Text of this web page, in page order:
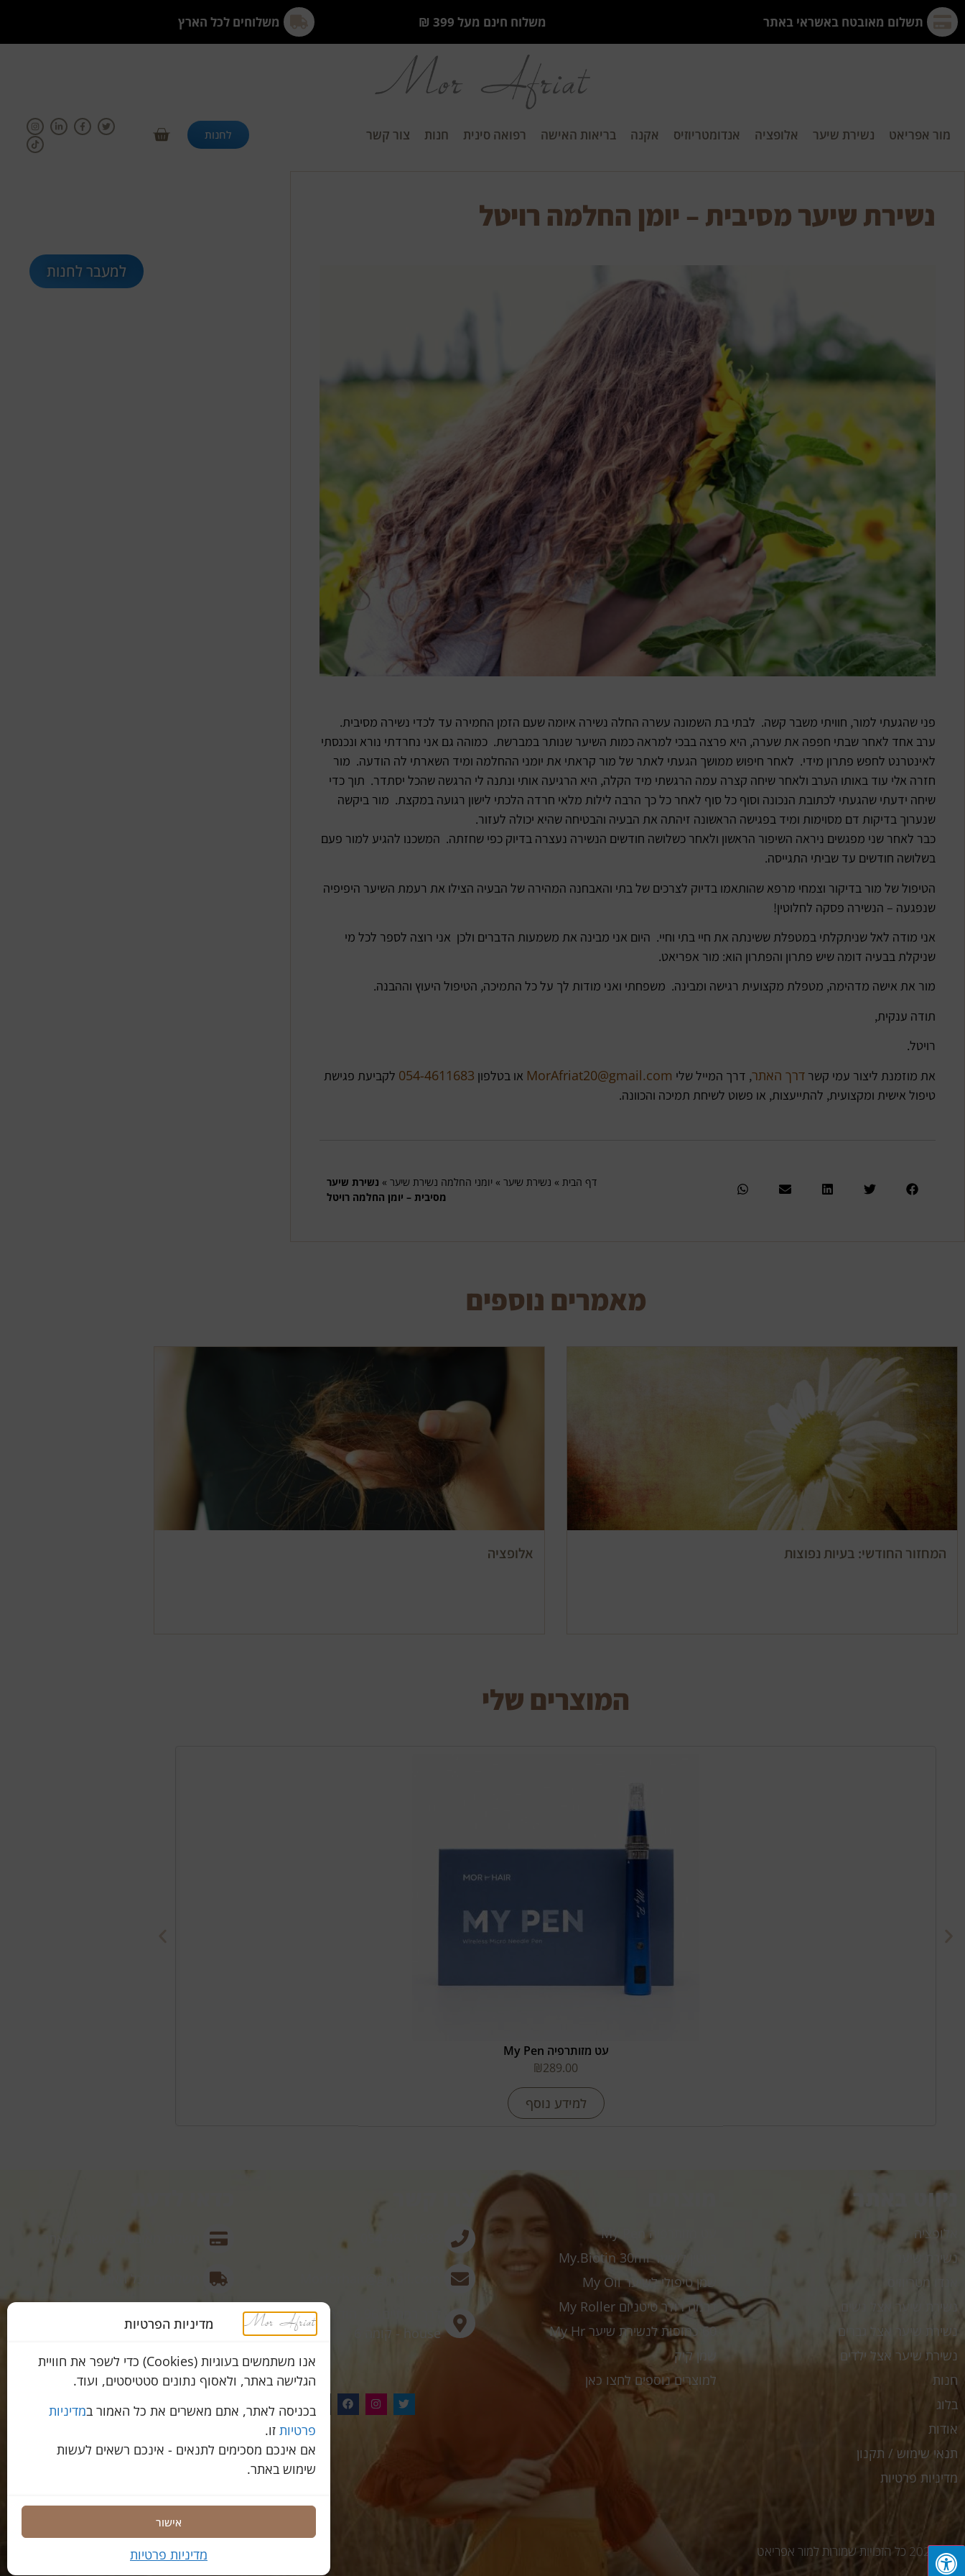
מדיניות הפרטיות
אנו משתמשים בעוגיות (Cookies) כדי לשפר את חוויית
הגלישה באתר, ולאסוף נתונים סטטיסטים, ועוד.
בכניסה לאתר, אתם מאשרים את כל האמור במדיניות
פרטיות זו.
אם אינכם מסכימים לתנאים - אינכם רשאים לעשות
שימוש באתר.
אישור
מדיניות פרטיות
תשלום מאובטח באשראי באתר משלוח חינם מעל 399 ₪ משלוחים לכל הארץ
מור אפריאט נשירת שיער אלופציה אנדומטריוזיס אקנה בריאות האישה רפואה סינית חנות צור קשר לחנות
נשירת שיער מסיבית – יומן החלמה רויטל
פני שהגעתי למור, חוויתי משבר קשה. לבתי בת השמונה עשרה החלה נשירה איומה שעם הזמן החמירה עד לכדי נשירה מסיבית.
ערב אחד לאחר שבתי חפפה את שערה, היא פרצה בבכי למראה כמות השיער שנותר במברשת. כמוהה גם אני נחרדתי נורא ונכנסתי
לאינטרנט לחפש פתרון מידי. לאחר חיפוש ממושך הגעתי לאתר של מור קראתי את יומני ההחלמה ומיד השארתי לה הודעה. מור
חזרה אלי עוד באותו הערב ולאחר שיחה קצרה עמה הרגשתי מיד הקלה, היא הרגיעה אותי ונתנה לי הרגשה שהכל יסתדר. תוך כדי
שיחה ידעתי שהגעתי לכתובת הנכונה וסוף כל סוף לאחר כל כך הרבה לילות מלאי חרדה הלכתי לישון רגועה במקצת. מור ביקשה
שנערוך בדיקות דם מסוימות ומיד בפגישה הראשונה זיהתה את הבעיה והבטיחה שהיא יכולה לעזור.
כבר לאחר שני מפגשים ניראה השיפור הראשון ולאחר כשלושה חודשים הנשירה נעצרה בדיוק כפי שחזתה. המשכנו להגיע למור פעם
בשלושה חודשים עד שביתי התגייסה.
הטיפול של מור בדיקור וצמחי מרפא שהותאמו בדיוק לצרכים של בתי והאבחנה המהירה של הבעיה הצילו את רעמת השיער היפיפיה
שנפגעה – הנשירה פסקה לחלוטין!
אני מודה לאל שניתקלתי במטפלת ששינתה את חיי בתי וחיי. היום אני מבינה את משמעות הדברים ולכן אני רוצה לספר לכל מי
שניקלת בבעיה דומה שיש פתרון והפתרון הוא: מור אפריאט.
מור את אישה מדהימה, מטפלת מקצועית רגישה ומבינה. משפחתי ואני מודות לך על כל התמיכה, הטיפול היעוץ וההבנה.
תודה ענקית,
רויטל.
את מוזמנת ליצור עמי קשר דרך האתר, דרך המייל שלי MorAfriat20@gmail.com או בטלפון 054-4611683 לקביעת פגישת
טיפול אישית ומקצועית, להתייעצות, או פשוט לשיחת תמיכה והכוונה.
דף הבית » נשירת שיער » יומני החלמה נשירת שיער » נשירת שיער
מסיבית – יומן החלמה רויטל
מאמרים נוספים
המחזור החודשי: בעיות נפוצות אלופציה
המוצרים שלי
עט מזותרפיה My Pen
₪289.00
למידע נוסף
ניווט באתר
אלופציה
נשירת שיער
אנדו מטריוזיס
נשירת שיער אצל נשים
נשירת שיער אצל גברים
נשירת שיער אצל ילדים
חנות
בלוג
אודות
תנאי שימוש / תקנון
מדיניות פרטיות
© 2025 כל הזכויות שמורות למור אפריאט
עט מזותרפיה My Pen
ביוטין לשיער My.Biotin 30ml
שמן טיפולי לשיער My Oil
דרמה רולר טיטניום My Roller
60 כמוסות לנשירת שיער My Hr
שמן קיק
למוצרים נוספים לחצו כאן
Morforhair@gmail.com
דרך רמתיים 96, הוד השרון Omer
house - קומה 6
תשלום מאובטח באשראי באתר
משלוחים לכל הארץ
שירות מהיר ב-WhatsApp
למעבר לחנות
Prosites.co.il